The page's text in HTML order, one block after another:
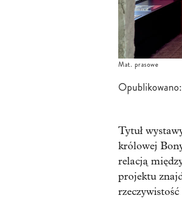
Mat. prasowe
Opublikowano:
Tytuł
królowej
relacją
projektu